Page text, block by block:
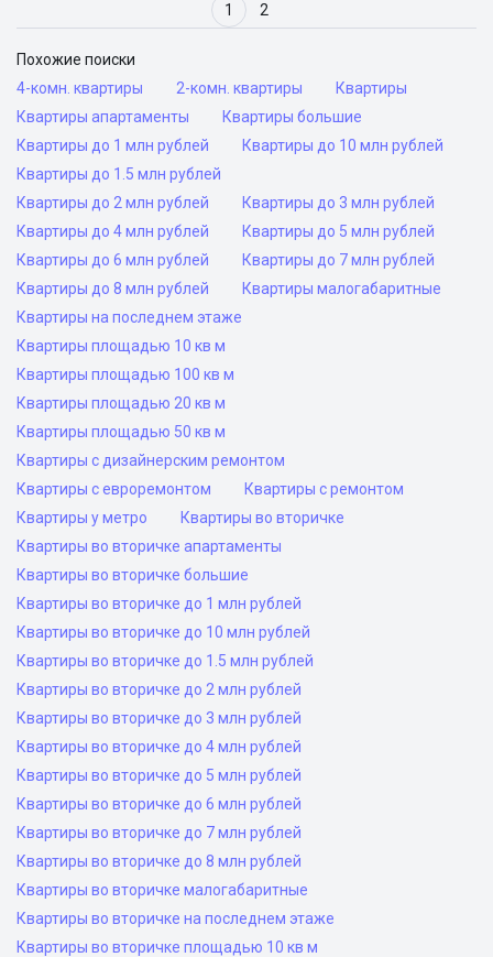
1 2
Похожие поиски
4-комн. квартиры
2-комн. квартиры
Квартиры
Квартиры апартаменты
Квартиры большие
Квартиры до 1 млн рублей
Квартиры до 10 млн рублей
Квартиры до 1.5 млн рублей
Квартиры до 2 млн рублей
Квартиры до 3 млн рублей
Квартиры до 4 млн рублей
Квартиры до 5 млн рублей
Квартиры до 6 млн рублей
Квартиры до 7 млн рублей
Квартиры до 8 млн рублей
Квартиры малогабаритные
Квартиры на последнем этаже
Квартиры площадью 10 кв м
Квартиры площадью 100 кв м
Квартиры площадью 20 кв м
Квартиры площадью 50 кв м
Квартиры с дизайнерским ремонтом
Квартиры с евроремонтом
Квартиры с ремонтом
Квартиры у метро
Квартиры во вторичке
Квартиры во вторичке апартаменты
Квартиры во вторичке большие
Квартиры во вторичке до 1 млн рублей
Квартиры во вторичке до 10 млн рублей
Квартиры во вторичке до 1.5 млн рублей
Квартиры во вторичке до 2 млн рублей
Квартиры во вторичке до 3 млн рублей
Квартиры во вторичке до 4 млн рублей
Квартиры во вторичке до 5 млн рублей
Квартиры во вторичке до 6 млн рублей
Квартиры во вторичке до 7 млн рублей
Квартиры во вторичке до 8 млн рублей
Квартиры во вторичке малогабаритные
Квартиры во вторичке на последнем этаже
Квартиры во вторичке площадью 10 кв м